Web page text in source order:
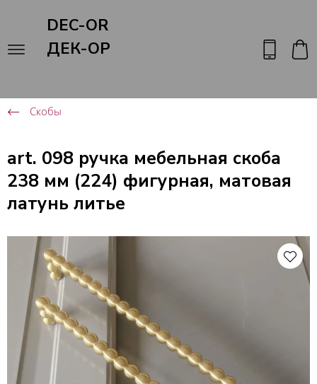
DEC-OR
ДЕК-ОР
Скобы
art. 098 ручка мебельная скоба
238 мм (224) фигурная, матовая
латунь литье